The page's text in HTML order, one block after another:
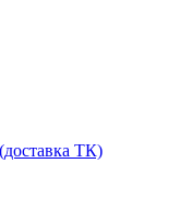
ТК)